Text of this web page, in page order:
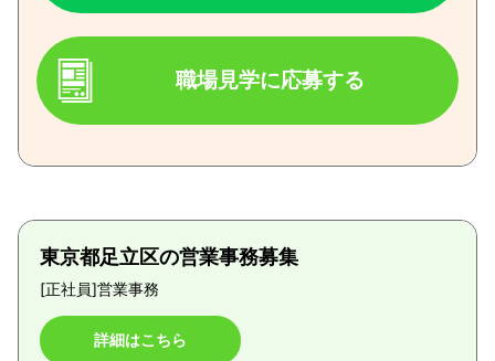
職場見学に応募する
東京都足立区の営業事務募集
[正社員]営業事務
詳細はこちら